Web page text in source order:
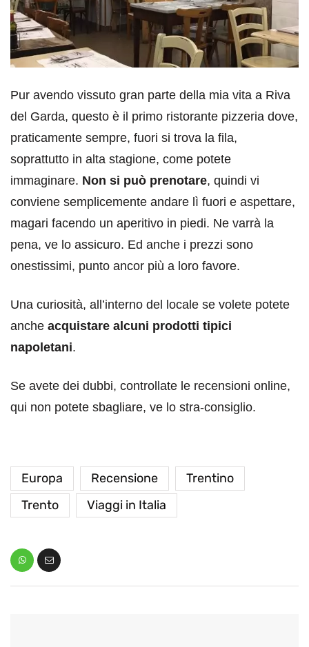
Pur avendo vissuto gran parte della mia vita a Riva
del Garda, questo è il primo ristorante pizzeria dove,
praticamente sempre, fuori si trova la fila,
soprattutto in alta stagione, come potete
immaginare. Non si può prenotare, quindi vi
conviene semplicemente andare lì fuori e aspettare,
magari facendo un aperitivo in piedi. Ne varrà la
pena, ve lo assicuro. Ed anche i prezzi sono
onestissimi, punto ancor più a loro favore.
Una curiosità, all’interno del locale se volete potete
anche acquistare alcuni prodotti tipici
napoletani.
Se avete dei dubbi, controllate le recensioni online,
qui non potete sbagliare, ve lo stra-consiglio.
Europa Recensione
Trentino
Trento
Viaggi in Italia